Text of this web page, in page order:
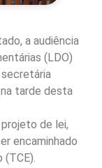
a audiência
(LDO)
tarde desta
de lei,
encaminhado
(TCE).